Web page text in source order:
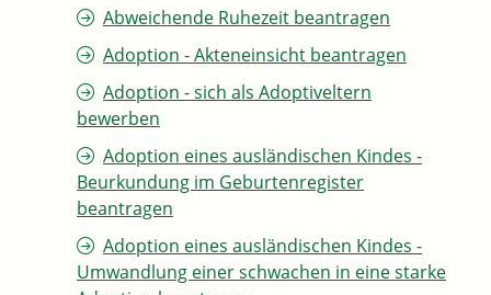
Abweichende Ruhezeit beantragen
Adoption - Akteneinsicht beantragen
Adoption - sich als Adoptiveltern
bewerben
Adoption eines ausländischen Kindes -
Beurkundung im Geburtenregister
beantragen
Adoption eines ausländischen Kindes -
Umwandlung einer schwachen in eine starke